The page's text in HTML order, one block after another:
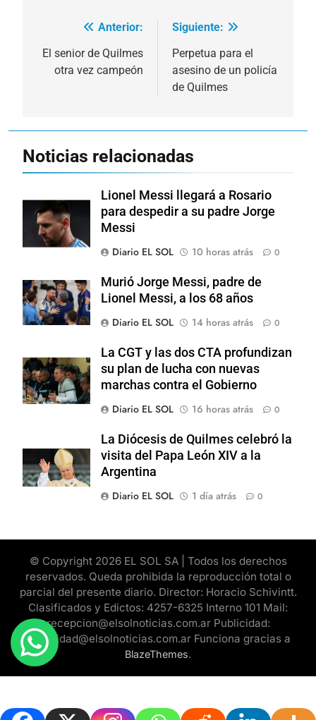
Navegación
de
Anterior:
El senior de Quilmes
otra vez campeón
Siguiente:
Perpetua para el
asesino de un policía
de Quilmes
Noticias relacionadas
Lionel Messi llegará a Rosario
para despedir a su padre Jorge
Messi
Diario EL SOL
10 horas atrás 0
Murió Jorge Messi, padre de
Lionel Messi, a los 68 años
Diario EL SOL
14 horas atrás 0
La CGT y las dos CTA profundizan
su plan de lucha con nuevas
marchas contra el Gobierno
Diario EL SOL
16 horas atrás 0
La Diócesis de Quilmes celebró la
visita del Papa León XIV a la
Argentina
Diario EL SOL
1 día atrás 0
© Copyright 2026 EL SOL SA | Todos los derechos
reservados. Queda prohibida la reproducción total o
parcial del presente diario. Director: Horacio Schivintt.
Clasificados y Edictos: 4257-6325 Interno 101 Mail:
recepcion@elsolnoticias.com.ar Publicidad:
publicidad@elsolnoticias.com.ar Funciona gracias a
BlazeThemes.